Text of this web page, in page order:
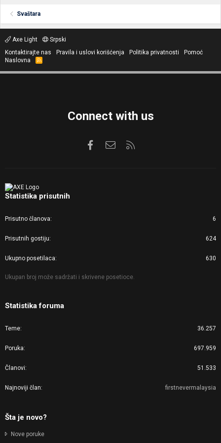
Svaštara
Axe Light
Srpski
Kontaktirajte nas
Pravila i uslovi korišćenja Politika privatnosti
Pomoć
Naslovna
R
S
Connect with us
FacebookKontaktirajte nas
Statistika prisutnih
Prisutno članova 6
Prisutnih gostiju 624
Ukupno posetilaca 630
Ukupan broj može sadržati i skrivene posetioce.
Statistika foruma
Teme 36.257
Poruka 697.959
Članovi 51.533
Najnoviji član firstnevermalaysia
Šta je novo?
Nove poruke